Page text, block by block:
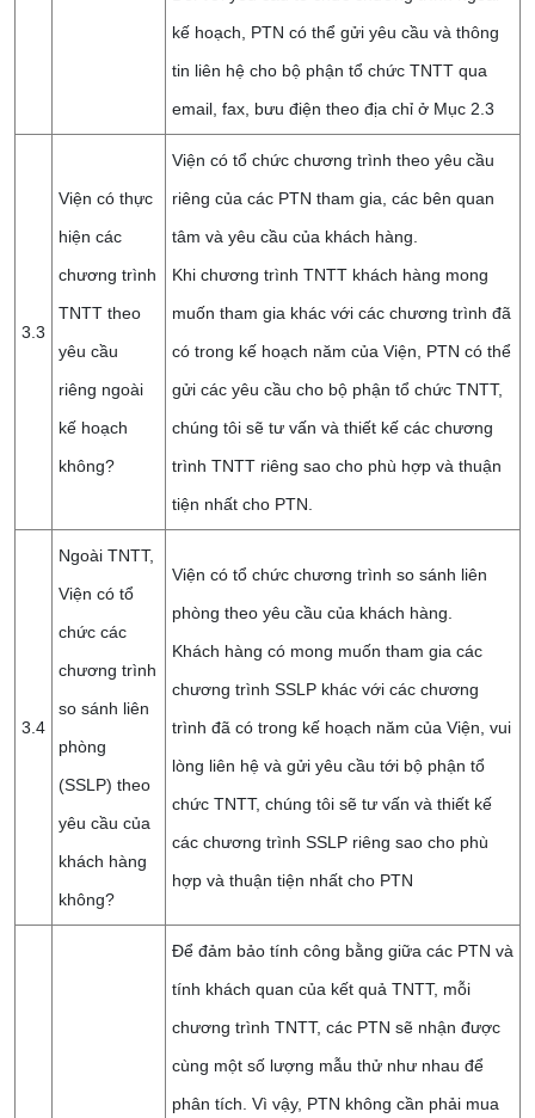
kế hoạch, PTN có thể gửi yêu cầu và thông
tin liên hệ cho bộ phận tổ chức TNTT qua
email, fax, bưu điện theo địa chỉ ở Mục 2.3
3.3
Viện có thực
hiện các
chương trình
TNTT theo
yêu cầu
riêng ngoài
kế hoạch
không?
Viện có tổ chức chương trình theo yêu cầu
riêng của các PTN tham gia, các bên quan
tâm và yêu cầu của khách hàng.
Khi chương trình TNTT khách hàng mong
muốn tham gia khác với các chương trình đã
có trong kế hoạch năm của Viện, PTN có thể
gửi các yêu cầu cho bộ phận tổ chức TNTT,
chúng tôi sẽ tư vấn và thiết kế các chương
trình TNTT riêng sao cho phù hợp và thuận
tiện nhất cho PTN.
3.4
Ngoài TNTT,
Viện có tổ
chức các
chương trình
so sánh liên
phòng
(SSLP) theo
yêu cầu của
khách hàng
không?
Viện có tổ chức chương trình so sánh liên
phòng theo yêu cầu của khách hàng.
Khách hàng có mong muốn tham gia các
chương trình SSLP khác với các chương
trình đã có trong kế hoạch năm của Viện, vui
lòng liên hệ và gửi yêu cầu tới bộ phận tổ
chức TNTT, chúng tôi sẽ tư vấn và thiết kế
các chương trình SSLP riêng sao cho phù
hợp và thuận tiện nhất cho PTN
Để đảm bảo tính công bằng giữa các PTN và
tính khách quan của kết quả TNTT, mỗi
chương trình TNTT, các PTN sẽ nhận được
cùng một số lượng mẫu thử như nhau để
phân tích. Vì vậy, PTN không cần phải mua